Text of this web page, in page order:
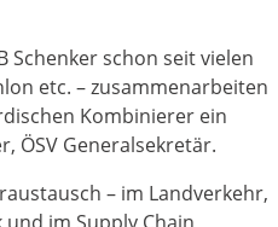
Schenker schon seit vielen
etc. – zusammenarbeiten
Kombinierer ein
ÖSV Generalsekretär.
– im Landverkehr,